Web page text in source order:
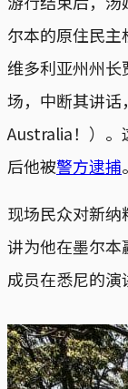
尔本的原住民
维多利亚州州
场，中断其讲
Australia！）。
后他被警方逮捕。
现场民众对新
讲为他在墨尔
成员在悉尼的演